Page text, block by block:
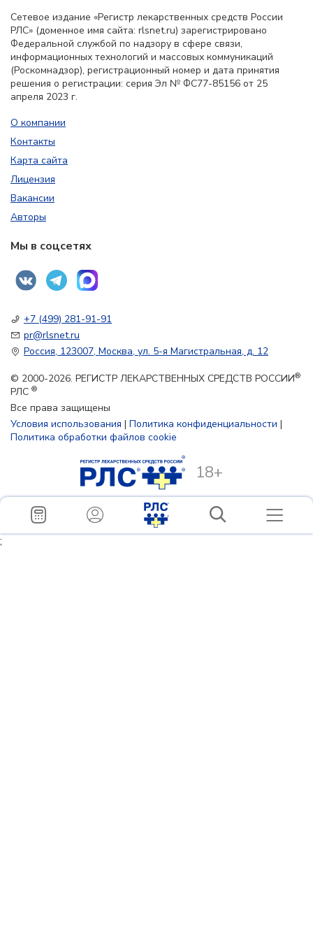
Сетевое издание «Регистр лекарственных средств России
РЛС» (доменное имя сайта: rlsnet.ru) зарегистрировано
Федеральной службой по надзору в сфере связи,
информационных технологий и массовых коммуникаций
(Роскомнадзор), регистрационный номер и дата принятия
решения о регистрации: серия Эл № ФС77-85156 от 25
апреля 2023 г.
О компании
Контакты
Карта сайта
Лицензия
Вакансии
Авторы
Мы в соцсетях
+7 (499) 281-91-91
pr@rlsnet.ru
Россия, 123007, Москва, ул. 5-я Магистральная, д. 12
© 2000-2026. РЕГИСТР ЛЕКАРСТВЕННЫХ СРЕДСТВ РОССИИ®
РЛС ®
Все права защищены
Условия использования | Политика конфиденциальности |
Политика обработки файлов cookie
18+
;